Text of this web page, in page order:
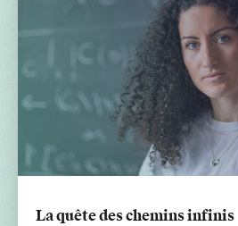
La quête des chemins infinis